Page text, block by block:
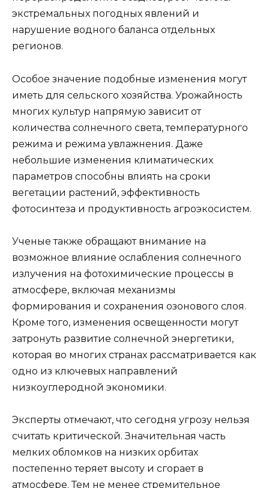
экстремальных погодных явлений и
нарушение водного баланса отдельных
регионов.
Особое значение подобные изменения могут
иметь для сельского хозяйства. Урожайность
многих культур напрямую зависит от
количества солнечного света, температурного
режима и режима увлажнения. Даже
небольшие изменения климатических
параметров способны влиять на сроки
вегетации растений, эффективность
фотосинтеза и продуктивность агроэкосистем.
Ученые также обращают внимание на
возможное влияние ослабления солнечного
излучения на фотохимические процессы в
атмосфере, включая механизмы
формирования и сохранения озонового слоя.
Кроме того, изменения освещенности могут
затронуть развитие солнечной энергетики,
которая во многих странах рассматривается как
одно из ключевых направлений
низкоуглеродной экономики.
Эксперты отмечают, что сегодня угрозу нельзя
считать критической. Значительная часть
мелких обломков на низких орбитах
постепенно теряет высоту и сгорает в
атмосфере. Тем не менее стремительное